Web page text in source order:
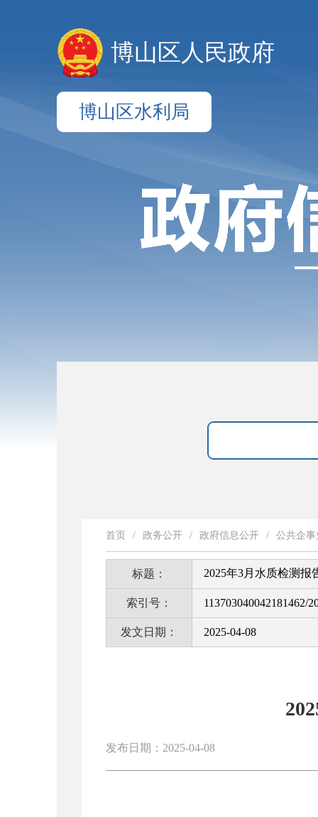
博山区人民政府
博山区水利局
首页 / 政务公开 / 政府信息公开 / 公共企
标题： 2025年3月水质检测报
索引号： 113703040042181462/
发文日期： 2025-04-08
发布日期：2025-04-08